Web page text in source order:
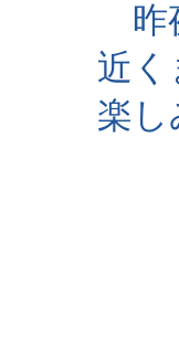
昨
近
楽し